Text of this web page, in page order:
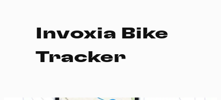
Invoxia Bike
Tracker